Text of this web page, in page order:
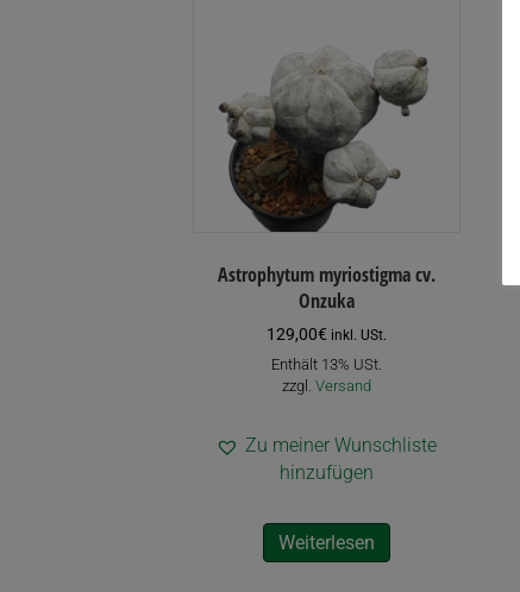
Astrophytum myriostigma cv.
Onzuka
129,00€ inkl. USt.
Enthält 13% USt.
zzgl. Versand
Zu meiner Wunschliste
hinzufügen
Weiterlesen